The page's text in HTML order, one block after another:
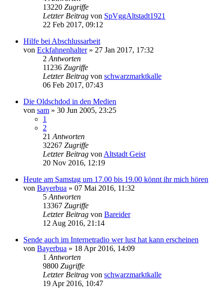
13220 Zugriffe
Letzter Beitrag von SpVggAltstadt1921
22 Feb 2017, 09:12
Hilfe bei Abschlussarbeit
von Eckfahnenhalter» 27 Jan 2017, 17:32
2 Antworten
11236 Zugriffe
Letzter Beitrag von schwarzmarktkalle
06 Feb 2017, 07:43
Die Oldschdod in den Medien
von sam » 30 Jun 2005, 23:25
1
2
21 Antworten
32267 Zugriffe
Letzter Beitrag von Altstadt Geist
20 Nov 2016, 12:19
Heute am Samstag um 17.00 bis 19.00 könnt ihr mich hören
von Bayerbua » 07 Mai 2016, 11:32
5 Antworten
13367 Zugriffe
Letzter Beitrag von Bareider
12 Aug 2016, 21:14
Sende auch im Internetradio wer lust hat kann erscheinen
von Bayerbua » 18 Apr 2016, 14:09
1 Antworten
9800 Zugriffe
Letzter Beitrag von schwarzmarktkalle
19 Apr 2016, 10:47